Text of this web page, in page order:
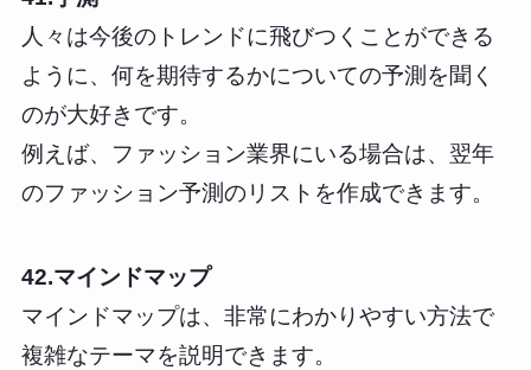
人々は今後のトレンドに飛びつくことができる
ように、何を期待するかについての予測を聞く
のが大好きです。
例えば、ファッション業界にいる場合は、翌年
のファッション予測のリストを作成できます。
42.マインドマップ
マインドマップは、非常にわかりやすい方法で
複雑なテーマを説明できます。